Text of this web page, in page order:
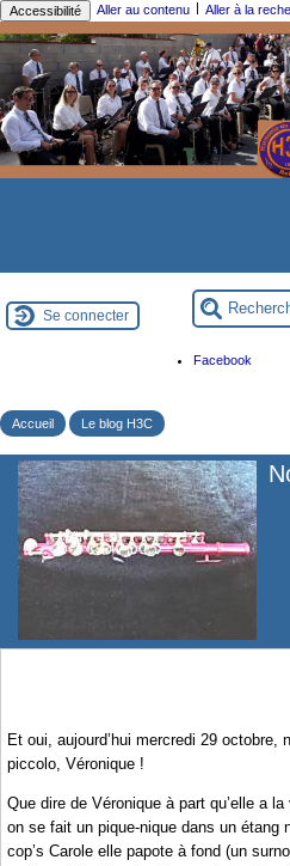
Accessibilité Aller au contenu | Aller à la
Se connecter
Facebook
Accueil Le blog H3C
Et oui, aujourd’hui mercredi 29 octobre,
piccolo, Véronique !
Que dire de Véronique à part qu’elle a
on se fait un pique-nique dans un étang
cop’s Carole elle papote à fond (un